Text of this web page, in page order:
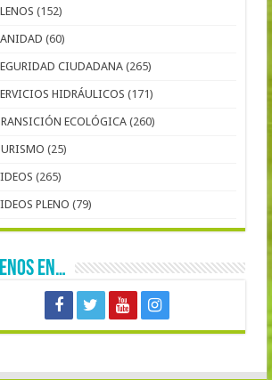
(152)
(60)
CIUDADANA (265)
HIDRÁULICOS (171)
ECOLÓGICA (260)
(25)
(265)
PLENO (79)
EN…